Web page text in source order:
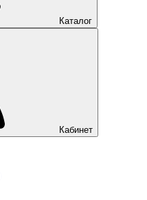
Каталог
Кабинет